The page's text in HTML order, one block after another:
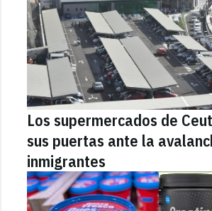
Los supermercados de
sus puertas ante la
inmigrantes